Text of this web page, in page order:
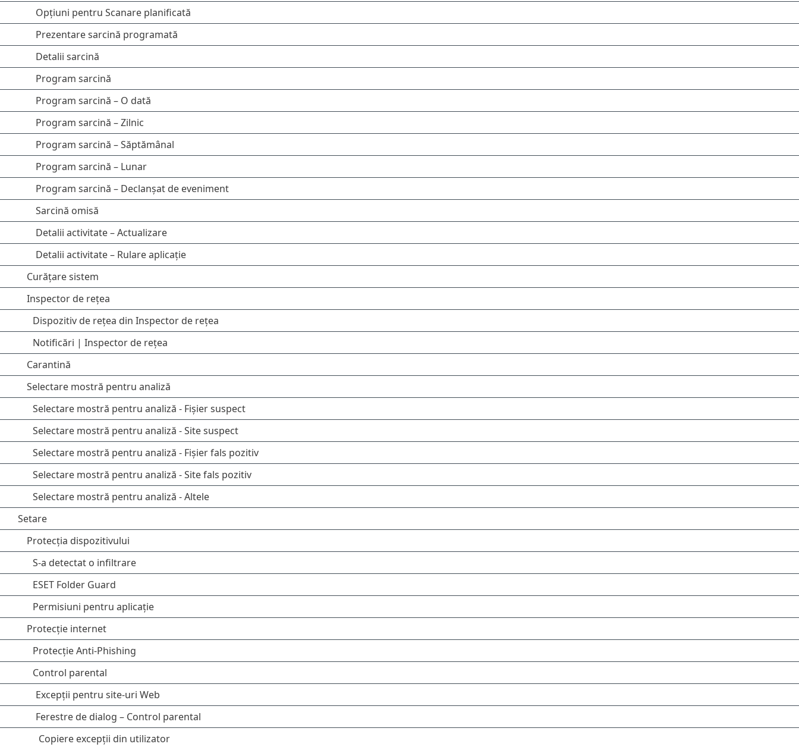
Opțiuni pentru Scanare planificată
Prezentare sarcină programată
Detalii sarcină
Program sarcină
Program sarcină – O dată
Program sarcină – Zilnic
Program sarcină – Săptămânal
Program sarcină – Lunar
Program sarcină – Declanșat de eveniment
Sarcină omisă
Detalii activitate – Actualizare
Detalii activitate – Rulare aplicație
Curățare sistem
Inspector de rețea
Dispozitiv de rețea din Inspector de rețea
Notificări | Inspector de rețea
Carantină
Selectare mostră pentru analiză
Selectare mostră pentru analiză - Fișier suspect
Selectare mostră pentru analiză - Site suspect
Selectare mostră pentru analiză - Fișier fals pozitiv
Selectare mostră pentru analiză - Site fals pozitiv
Selectare mostră pentru analiză - Altele
Setare
Protecția dispozitivului
S-a detectat o infiltrare
ESET Folder Guard
Permisiuni pentru aplicație
Protecție internet
Protecție Anti-Phishing
Control parental
Excepții pentru site-uri Web
Ferestre de dialog – Control parental
Copiere excepții din utilizator